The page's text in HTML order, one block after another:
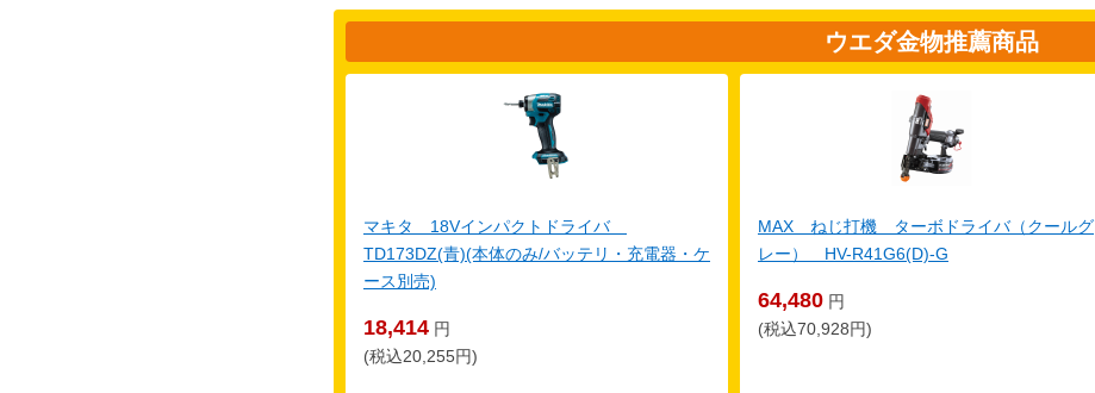
ウエダ金物推薦商品
マキタ 18Vインパクトドライバ
TD173DZ(青)(本体のみ/バッテリ・充電器・ケ
ース別売)
18,414 円
(税込20,255円)
MAX ねじ打機 ターボドライバ（クールグ
レー） HV-R41G6(D)-G
64,480 円
(税込70,928円)